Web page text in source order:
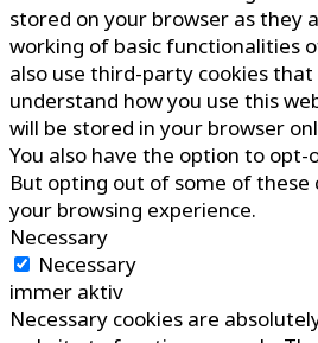
stored on your browser as they
working of basic functionalities
also use third-party cookies that
understand how you use this
will be stored in your browser
You also have the option to opt-
But opting out of some of these
your browsing experience.
Necessary
Necessary
immer aktiv
Necessary cookies are